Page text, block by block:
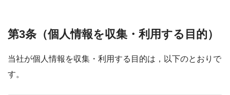
第3条（個人情報を収集・利用する目的）
当社が個人情報を収集・利用する目的は，以下のとおりで
す。